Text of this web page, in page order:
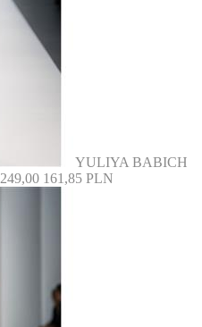
YULIYA BABICH
249,00 161,85 PLN